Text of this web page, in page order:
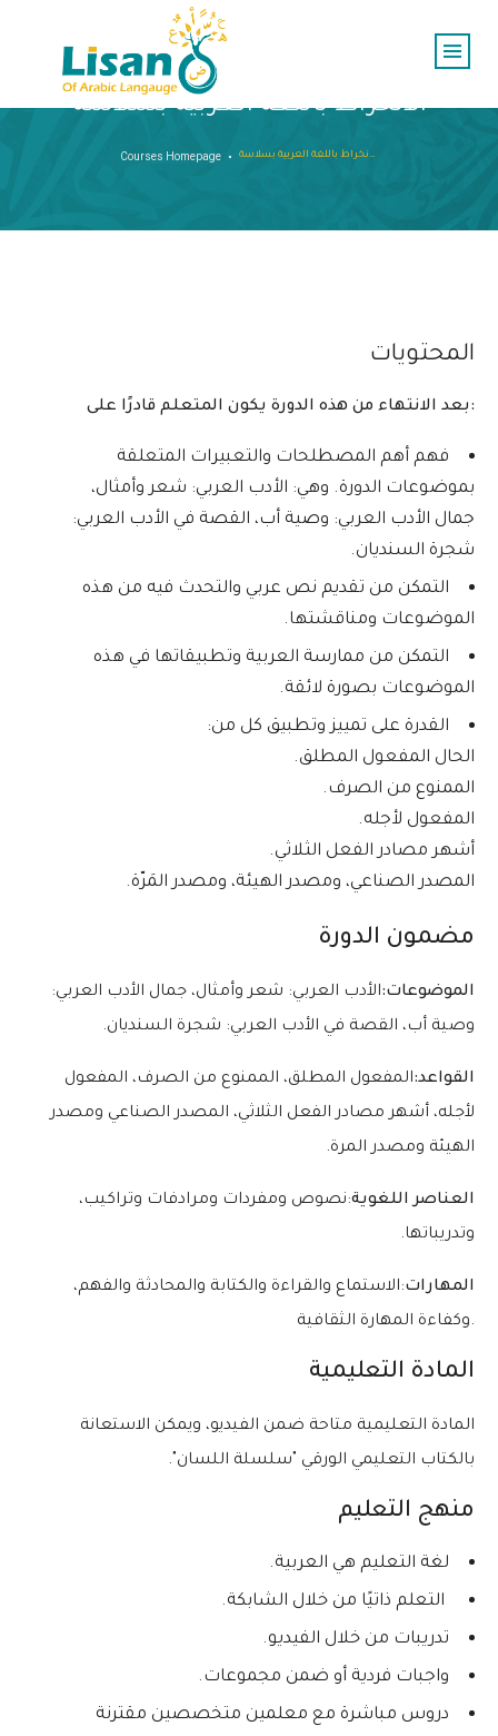
الانخراط باللغة العربية بسلاسة
Courses Homepage الانخراط باللغة العربية بسلاسة
المحتويات
بعد الانتهاء من هذه الدورة يكون المتعلم قادرًا على:
فهم أهم المصطلحات والتعبيرات المتعلقة
بموضوعات الدورة. وهي: الأدب العربي: شعر وأمثال،
جمال الأدب العربي: وصية أب، القصة في الأدب العربي:
شجرة السنديان.
التمكن من تقديم نص عربي والتحدث فيه من هذه
الموضوعات ومناقشتها.
التمكن من ممارسة العربية وتطبيقاتها في هذه
الموضوعات بصورة لائقة.
القدرة على تمييز وتطبيق كل من:
الحال المفعول المطلق.
الممنوع من الصرف.
المفعول لأجله.
أشهر مصادر الفعل الثلاثي.
المصدر الصناعي، ومصدر الهيئة، ومصدر المَرّة.
مضمون الدورة
الموضوعات:الأدب العربي: شعر وأمثال، جمال الأدب العربي:
وصية أب، القصة في الأدب العربي: شجرة السنديان.
القواعد:المفعول المطلق، الممنوع من الصرف، المفعول
لأجله، أشهر مصادر الفعل الثلاثي، المصدر الصناعي ومصدر
الهيئة ومصدر المرة.
العناصر اللغوية:نصوص ومفردات ومرادفات وتراكيب،
وتدريباتها.
المهارات:الاستماع والقراءة والكتابة والمحادثة والفهم،
وكفاءة المهارة الثقافية.
المادة التعليمية
المادة التعليمية متاحة ضمن الفيديو، ويمكن الاستعانة
بالكتاب التعليمي الورقي "سلسلة اللسان".
منهج التعليم
لغة التعليم هي العربية.
التعلم ذاتيًا من خلال الشابكة.
تدريبات من خلال الفيديو.
واجبات فردية أو ضمن مجموعات.
دروس مباشرة مع معلمين متخصصين مقترنة